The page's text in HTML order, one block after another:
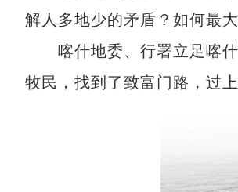
解人多地少的矛盾？如何最
喀什地委、行署立足喀什
牧民，找到了致富门路，过上